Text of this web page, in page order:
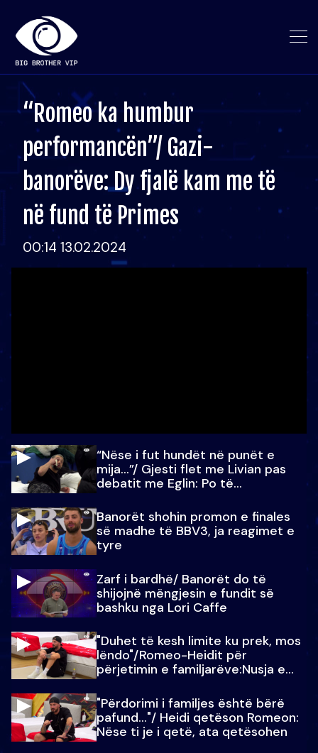
“Romeo ka humbur
performancën”/ Gazi-
banorëve: Dy fjalë kam me të
në fund të Primes
00:14 13.02.2024
“Nëse i fut hundët në punët e
mija…”/ Gjesti flet me Livian pas
debatit me Eglin: Po të
Banorët shohin promon e finales
së madhe të BBV3, ja reagimet e
tyre
Zarf i bardhë/ Banorët do të
shijojnë mëngjesin e fundit së
bashku nga Lori Caffe
"Duhet të kesh limite ku prek, mos
lëndo"/Romeo-Heidit për
përjetimin e familjarëve:Nusja e
"Përdorimi i familjes është bërë
pafund…"/ Heidi qetëson Romeon:
Nëse ti je i qetë, ata qetësohen